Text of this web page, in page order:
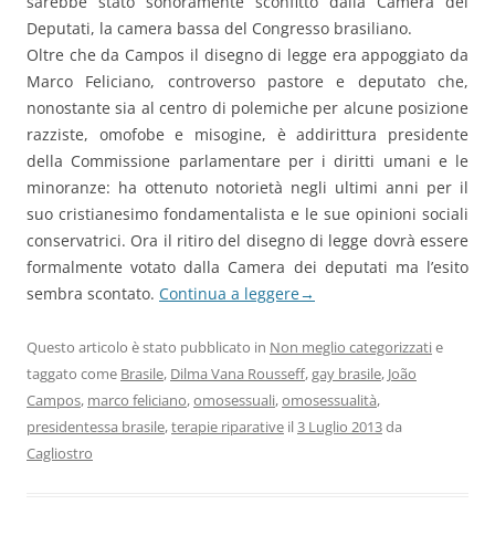
Deputati, la camera bassa del Congresso brasiliano.
Oltre che da Campos il disegno di legge era appoggiato da
Marco Feliciano, controverso pastore e deputato che,
nonostante sia al centro di polemiche per alcune posizione
razziste, omofobe e misogine, è addirittura presidente
della Commissione parlamentare per i diritti umani e le
minoranze: ha ottenuto notorietà negli ultimi anni per il
suo cristianesimo fondamentalista e le sue opinioni sociali
conservatrici. Ora il ritiro del disegno di legge dovrà essere
formalmente votato dalla Camera dei deputati ma l’esito
sembra scontato. Continua a leggere→
Questo articolo è stato pubblicato in Non meglio categorizzatie
taggato come Brasile, Dilma Vana Rousseff,gay brasile, João
Campos, marco feliciano,omosessuali,omosessualità,
presidentessa brasile,terapie riparative il3 Luglio 2013da
Cagliostro